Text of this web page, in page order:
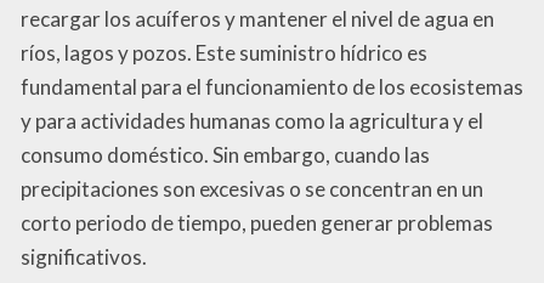
recargar los acuíferos y mantener el nivel de agua en
ríos, lagos y pozos. Este suministro hídrico es
fundamental para el funcionamiento de los ecosistemas
y para actividades humanas como la agricultura y el
consumo doméstico. Sin embargo, cuando las
precipitaciones son excesivas o se concentran en un
corto periodo de tiempo, pueden generar problemas
significativos.